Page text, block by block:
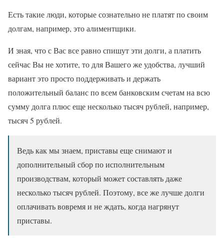
Есть такие люди, которые сознательно не платят по своим
долгам, например, это алиментщики.
И зная, что с Вас все равно спишут эти долги, а платить
сейчас Вы не хотите, то для Вашего же удобства, лучший
вариант это просто поддерживать и держать
положительный баланс по всем банковским счетам на всю
сумму долга плюс еще несколько тысяч рублей, например,
тысяч 5 рублей.
Ведь как мы знаем, приставы еще снимают и
дополнительный сбор по исполнительным
производствам, который может составлять даже
несколько тысяч рублей. Поэтому, все же лучше долги
оплачивать вовремя и не ждать, когда нагрянут
приставы.